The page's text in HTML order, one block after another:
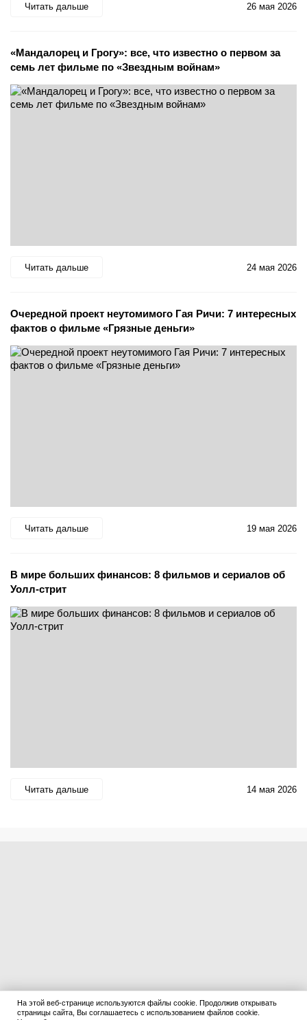
Читать дальше 26 мая 2026
«Мандалорец и Грогу»: все, что известно о первом за
семь лет фильме по «Звездным войнам»
Читать дальше 24 мая 2026
Очередной проект неутомимого Гая Ричи: 7 интересных
фактов о фильме «Грязные деньги»
Читать дальше 19 мая 2026
В мире больших финансов: 8 фильмов и сериалов об
Уолл-стрит
Читать дальше 14 мая 2026
На этой веб-странице используются файлы cookie. Продолжив открывать
страницы сайта, Вы соглашаетесь с использованием файлов cookie.